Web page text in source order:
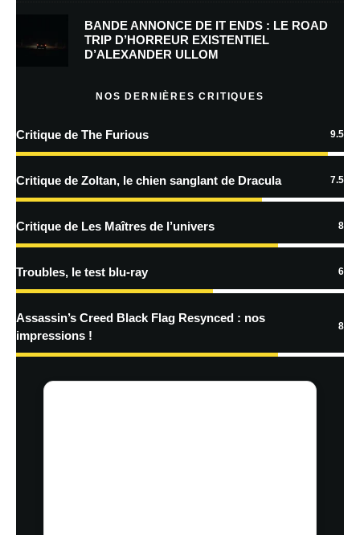
Prévenez-moi de tous les nouveaux commentaires par e-mail.
En savoir
traitées
BANDE ANNONCE DE IT ENDS : LE ROAD
TRIP D’HORREUR EXISTENTIEL
D’ALEXANDER ULLOM
NOS DERNIÈRES CRITIQUES
Critique de The Furious 9.5
Critique de Zoltan, le chien sanglant de Dracula 7.5
Critique de Les Maîtres de l’univers 8
Troubles, le test blu-ray 6
Assassin’s Creed Black Flag Resynced : nos
impressions !
8